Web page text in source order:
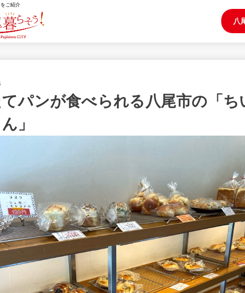
ご紹介
八
パンが食べられる八尾市の「ち
」